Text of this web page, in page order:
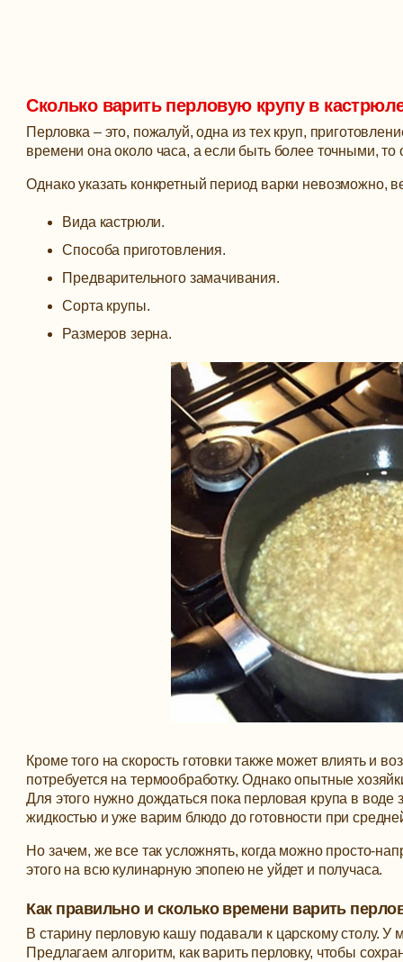
Сколько варить перловую крупу в
Перловка – это, пожалуй, одна из тех круп,
времени она около часа, а если быть более точными, то
Однако указать конкретный период варки невозможно,
Вида кастрюли.
Способа приготовления.
Предварительного замачивания.
Сорта крупы.
Размеров зерна.
Кроме того на скорость готовки также может влиять и
потребуется на термообработку. Однако опытные
Для этого нужно дождаться пока перловая крупа в
жидкостью и уже варим блюдо до готовности при
Но зачем, же все так усложнять, когда можно просто-
этого на всю кулинарную эпопею не уйдет и получаса.
Как правильно и сколько времени варить
В старину перловую кашу подавали к царскому столу.
Предлагаем алгоритм, как варить перловку, чтобы